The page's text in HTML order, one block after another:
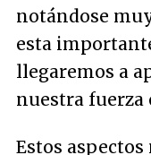
notándose
esta
llegaremos a
nuestra fuerza
Estos